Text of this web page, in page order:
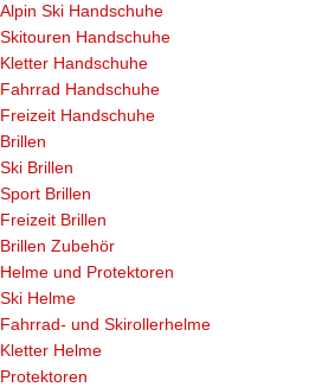
Alpin Ski Handschuhe
Skitouren Handschuhe
Kletter Handschuhe
Fahrrad Handschuhe
Freizeit Handschuhe
Brillen
Ski Brillen
Sport Brillen
Freizeit Brillen
Brillen Zubehör
Helme und Protektoren
Ski Helme
Fahrrad- und Skirollerhelme
Kletter Helme
Protektoren